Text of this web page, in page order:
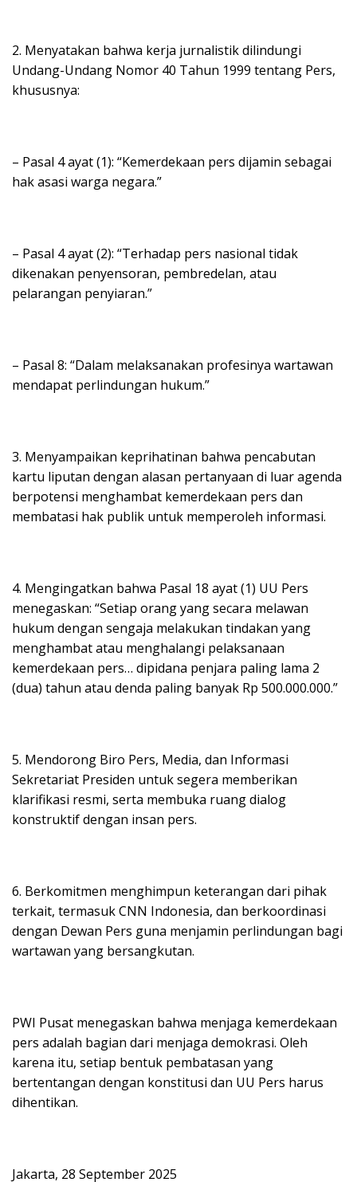
2. Menyatakan bahwa kerja jurnalistik dilindungi
Undang-Undang Nomor 40 Tahun 1999 tentang Pers,
khususnya:
– Pasal 4 ayat (1): “Kemerdekaan pers dijamin sebagai
hak asasi warga negara.”
– Pasal 4 ayat (2): “Terhadap pers nasional tidak
dikenakan penyensoran, pembredelan, atau
pelarangan penyiaran.”
– Pasal 8: “Dalam melaksanakan profesinya wartawan
mendapat perlindungan hukum.”
3. Menyampaikan keprihatinan bahwa pencabutan
kartu liputan dengan alasan pertanyaan di luar agenda
berpotensi menghambat kemerdekaan pers dan
membatasi hak publik untuk memperoleh informasi.
4. Mengingatkan bahwa Pasal 18 ayat (1) UU Pers
menegaskan: “Setiap orang yang secara melawan
hukum dengan sengaja melakukan tindakan yang
menghambat atau menghalangi pelaksanaan
kemerdekaan pers… dipidana penjara paling lama 2
(dua) tahun atau denda paling banyak Rp 500.000.000.”
5. Mendorong Biro Pers, Media, dan Informasi
Sekretariat Presiden untuk segera memberikan
klarifikasi resmi, serta membuka ruang dialog
konstruktif dengan insan pers.
6. Berkomitmen menghimpun keterangan dari pihak
terkait, termasuk CNN Indonesia, dan berkoordinasi
dengan Dewan Pers guna menjamin perlindungan bagi
wartawan yang bersangkutan.
PWI Pusat menegaskan bahwa menjaga kemerdekaan
pers adalah bagian dari menjaga demokrasi. Oleh
karena itu, setiap bentuk pembatasan yang
bertentangan dengan konstitusi dan UU Pers harus
dihentikan.
Jakarta, 28 September 2025